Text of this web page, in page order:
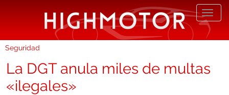
Seguridad
La DGT anula miles de multas
«ilegales»